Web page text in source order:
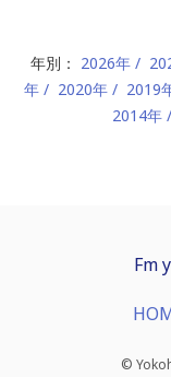
年別： 2026年
年
2020年 2019
2014年
Fm
©